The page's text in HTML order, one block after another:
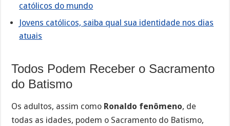
católicos do mundo
Jovens católicos, saiba qual sua identidade nos dias
atuais
Todos Podem Receber o Sacramento
do Batismo
Os adultos, assim como Ronaldo fenômeno, de
todas as idades, podem o Sacramento do Batismo,